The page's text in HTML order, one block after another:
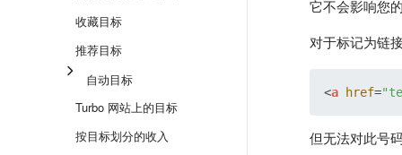
收藏目标
推荐目标
自动目标
Turbo 网站上的目标
按目标划分的收入
它不会影响您
对于标记为链
<a href=
但无法对此号